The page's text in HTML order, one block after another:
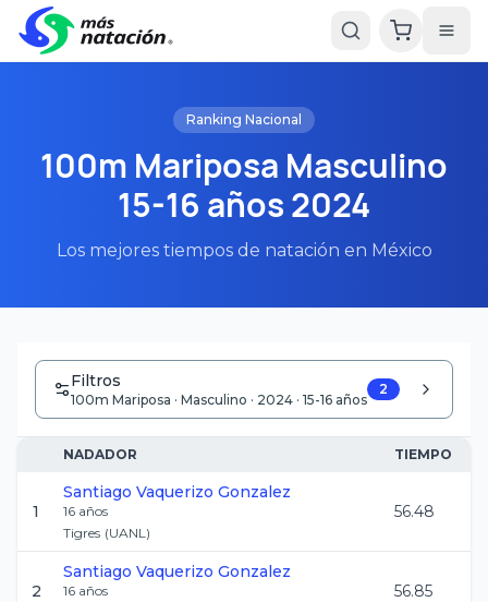
Ranking Nacional
100m Mariposa Masculino
15-16 años 2024
Los mejores tiempos de natación en México
Filtros
100m Mariposa · Masculino · 2024 · 15-16 años
2
NADADOR TIEMPO
1
Santiago Vaquerizo Gonzalez
16 años
Tigres (UANL)
56.48
2
Santiago Vaquerizo Gonzalez
16 años
56.85